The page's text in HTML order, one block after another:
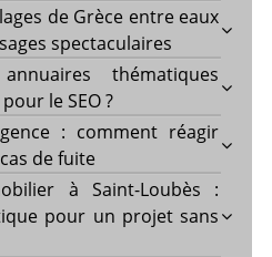
de Grèce entre eaux
spectaculaires
thématiques
le SEO ?
: comment réagir
de fuite
à Saint-Loubès :
pour un projet sans